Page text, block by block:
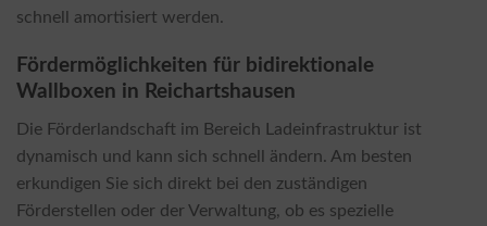
schnell amortisiert werden.
Fördermöglichkeiten für bidirektionale
Wallboxen in Reichartshausen
Die Förderlandschaft im Bereich Ladeinfrastruktur ist
dynamisch und kann sich schnell ändern. Am besten
erkundigen Sie sich direkt bei den zuständigen
Förderstellen oder der Verwaltung, ob es spezielle